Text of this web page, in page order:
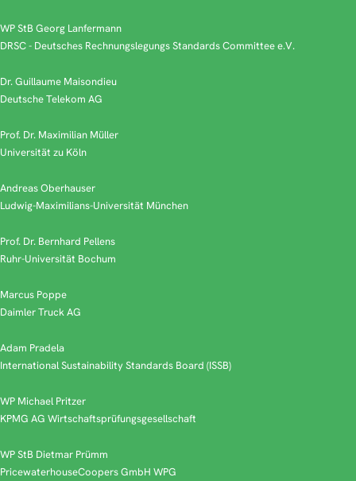
WP StB Georg Lanfermann
DRSC - Deutsches Rechnungslegungs Standards Committee e.V.
Dr. Guillaume Maisondieu
Deutsche Telekom AG
Prof. Dr. Maximilian Müller
Universität zu Köln
Andreas Oberhauser
Ludwig-Maximilians-Universität München
Prof. Dr. Bernhard Pellens
Ruhr-Universität Bochum
Marcus Poppe
Daimler Truck AG
Adam Pradela
International Sustainability Standards Board (ISSB)
WP Michael Pritzer
KPMG AG Wirtschaftsprüfungsgesellschaft
WP StB Dietmar Prümm
PricewaterhouseCoopers GmbH WPG